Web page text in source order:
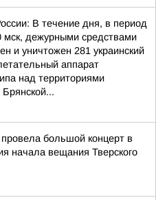
В течение дня, в период
мск, дежурными средствами
и уничтожен 281 украинский
аппарат
над территориями
Брянской...
большой концерт в
начала вещания Тверского